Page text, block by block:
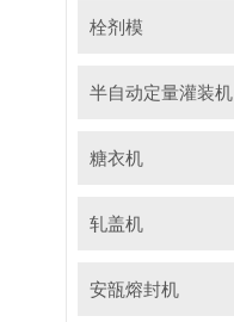
栓剂模
半自动定量灌装机
糖衣机
轧盖机
安瓿熔封机